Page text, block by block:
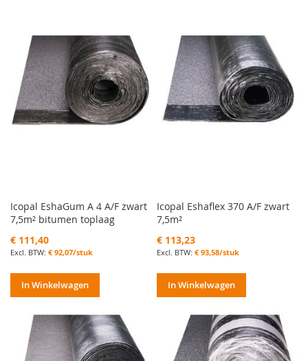
Icopal EshaGum A 4 A/F zwart
7,5m² bitumen toplaag
€ 111,40
€ 92,07/stuk
In Winkelwagen
Icopal Eshaflex 370 A/F zwart
7,5m²
€ 113,23
€ 93,58/stuk
In Winkelwagen